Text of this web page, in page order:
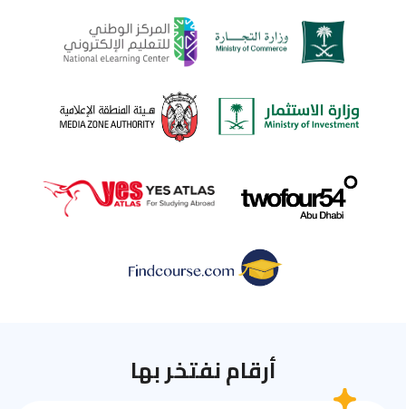
أرقام نفتخر بها